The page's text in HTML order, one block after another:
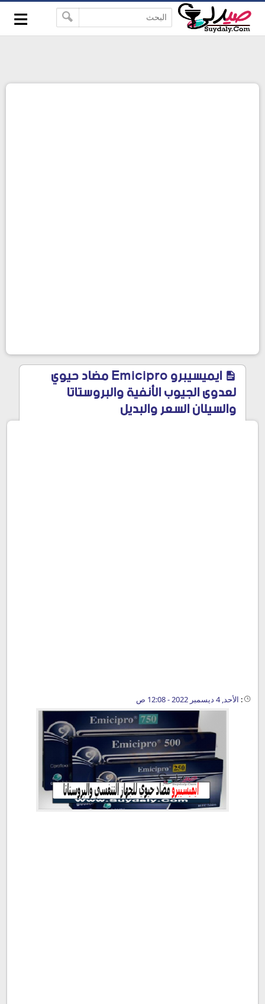
-->
google-site-verification=pbBDctPvwZJkSEHg2-
vmZ_yu86_9u3jQJgGN9H2FF9w
≡
ايميسيبرو Emicipro مضاد حيوي
لعدوى الجيوب الأنفية والبروستاتا
والسيلان السعر والبديل
: الأحد, 4 ديسمبر 2022 - 12:08 ص